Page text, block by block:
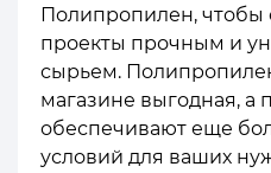
Полипропилен, чтобы
проекты прочным и
сырьем.
магазине выгодная, а
обеспечивают еще
условий для ваших